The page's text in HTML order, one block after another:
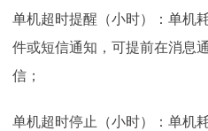
单机超时提醒（小时）：单机
件或短信通知，可提前在消息
信；
单机超时停止（小时）：单机